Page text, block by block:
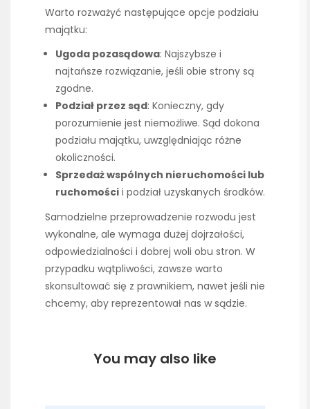
Warto rozważyć następujące opcje podziału
majątku:
Ugoda pozasądowa: Najszybsze i
najtańsze rozwiązanie, jeśli obie strony są
zgodne.
Podział przez sąd: Konieczny, gdy
porozumienie jest niemożliwe. Sąd dokona
podziału majątku, uwzględniając różne
okoliczności.
Sprzedaż wspólnych nieruchomości lub
ruchomości i podział uzyskanych środków.
Samodzielne przeprowadzenie rozwodu jest
wykonalne, ale wymaga dużej dojrzałości,
odpowiedzialności i dobrej woli obu stron. W
przypadku wątpliwości, zawsze warto
skonsultować się z prawnikiem, nawet jeśli nie
chcemy, aby reprezentował nas w sądzie.
You may also like